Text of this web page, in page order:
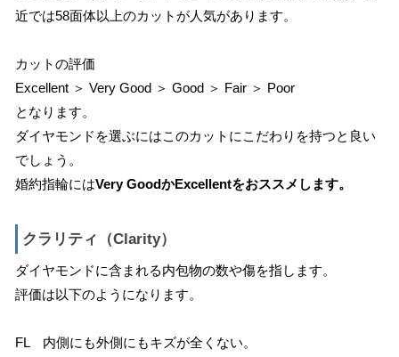
近では58面体以上のカットが人気があります。
カットの評価
Excellent ＞ Very Good ＞ Good ＞ Fair ＞ Poor
となります。
ダイヤモンドを選ぶにはこのカットにこだわりを持つと良い
でしょう。
婚約指輪にはVery GoodかExcellentをおススメします。
クラリティ（Clarity）
ダイヤモンドに含まれる内包物の数や傷を指します。
評価は以下のようになります。
FL 内側にも外側にもキズが全くない。